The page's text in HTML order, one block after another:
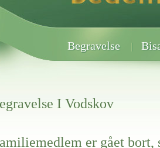
Begravelse
I Vodskov
er gået bort,